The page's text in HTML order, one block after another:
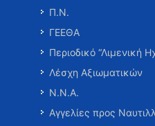
Π.Ν.
ΓΕΕΘΑ
Περιοδικό “Λιμενική
Λέσχη Αξιωματικών
Ν.Ν.Α.
Αγγελίες προς